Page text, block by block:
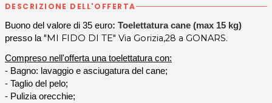
DESCRIZIONE DELL'OFFERTA
Buono del valore di 35 euro: Toelettatura cane (max 15 kg)
presso la "MI FIDO DI TE" Via Gorizia,28 a GONARS.
Compreso nell'offerta una toelettatura con:
- Bagno: lavaggio e asciugatura del cane;
- Taglio del pelo;
- Pulizia orecchie;